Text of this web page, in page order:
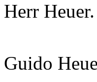
Herr Heuer.
Guido